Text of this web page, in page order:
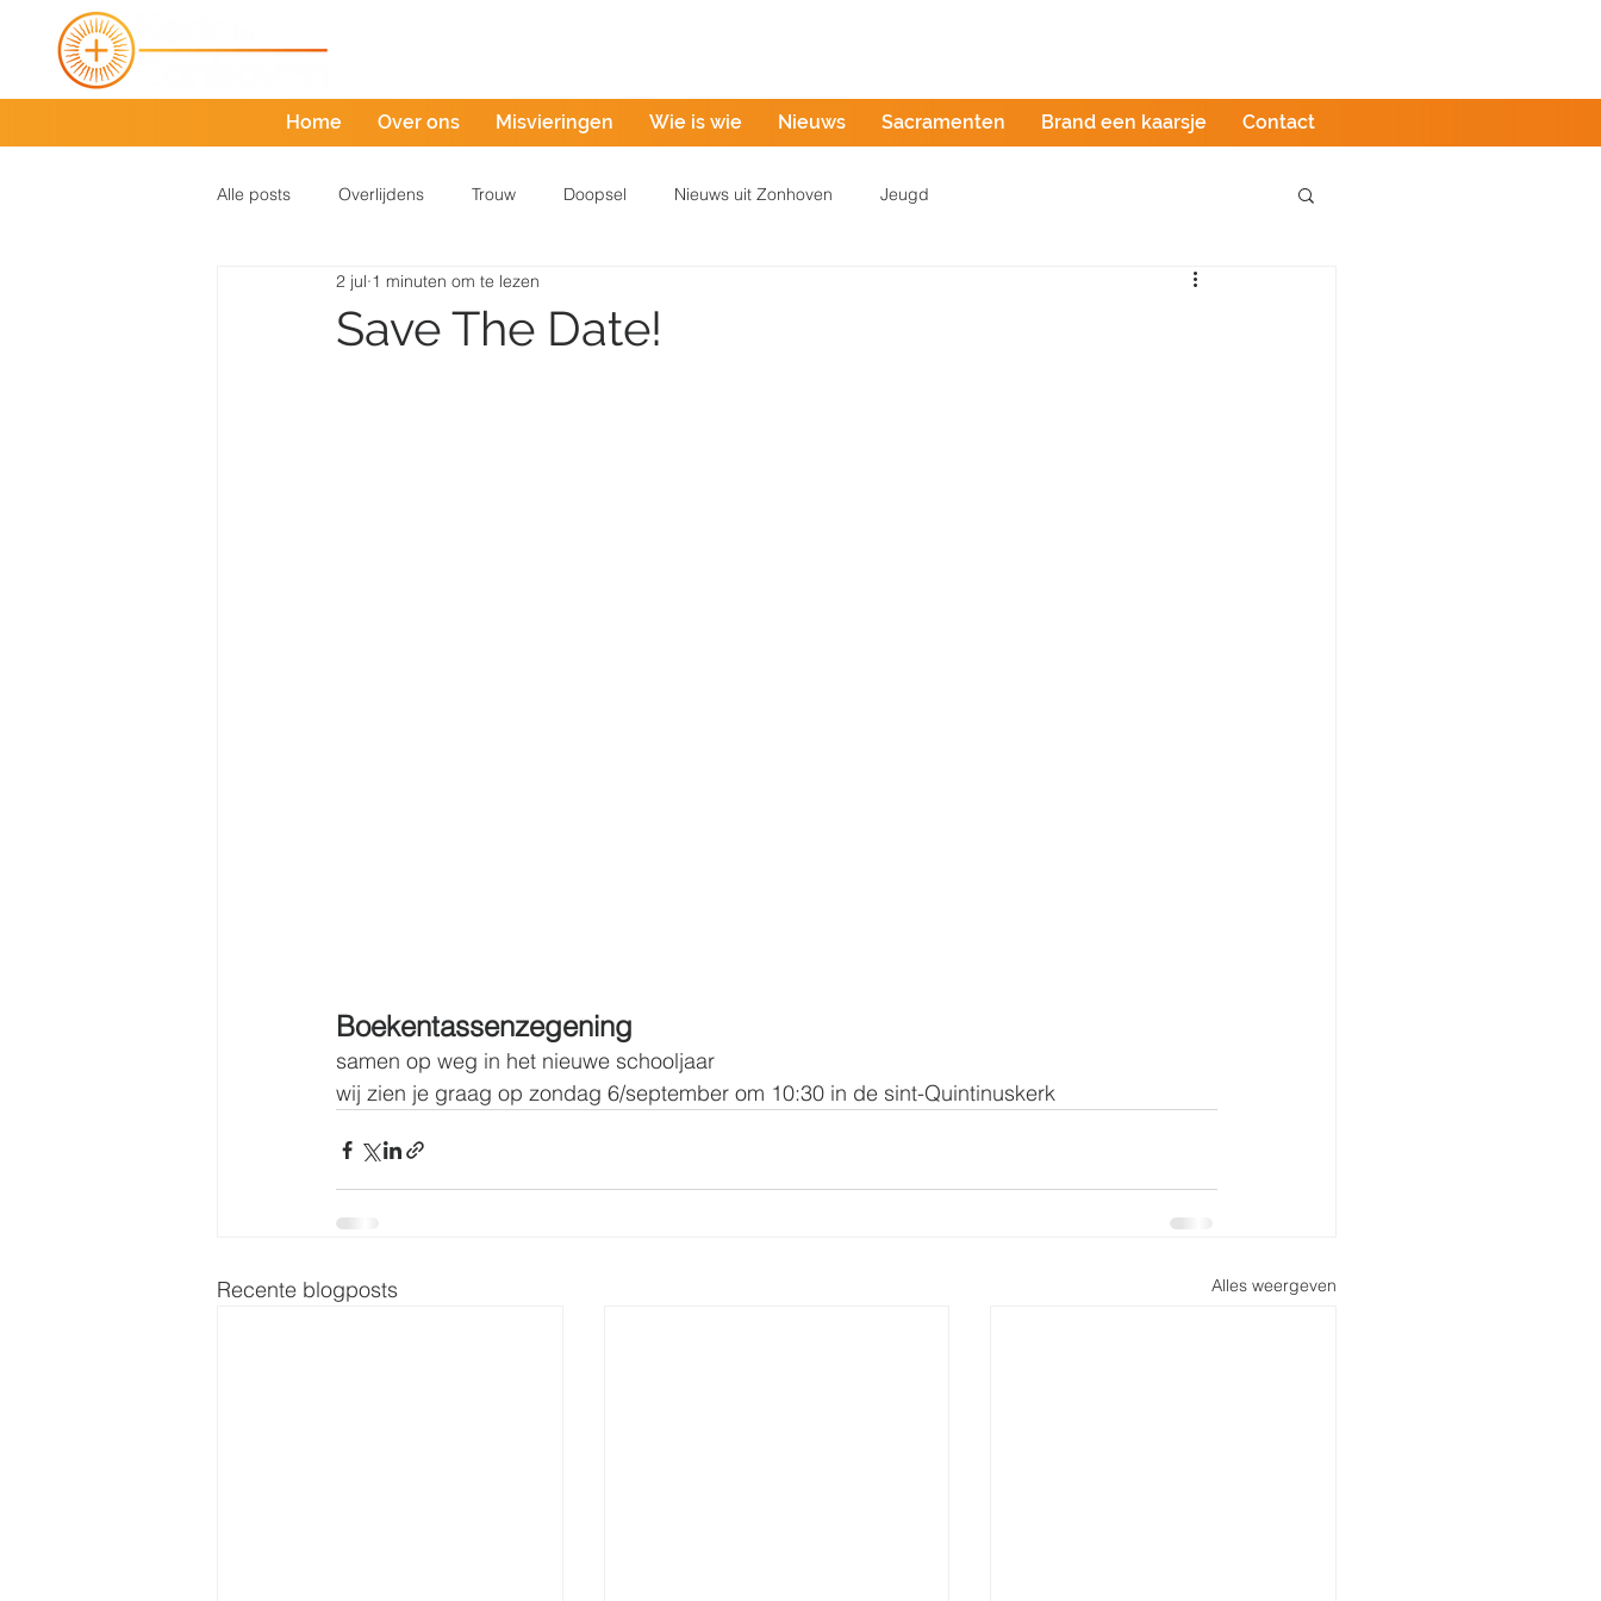
Home Over ons Misvieringen Wie is wie Nieuws Sacramenten Brand een kaarsje Contact
Alle posts Overlijdens Trouw Doopsel Nieuws uit Zonhoven Jeugd
Save The Date!
2 jul 1 minuten om te lezen
Boekentassenzegening
samen op weg in het nieuwe schooljaar
wij zien je graag op zondag 6/september om 10:30 in de sint-Quintinuskerk
Recente blogposts Alles weergeven